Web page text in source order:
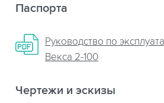
Паспорта
Руководство по
Векса 2-100
Чертежи и эскизы